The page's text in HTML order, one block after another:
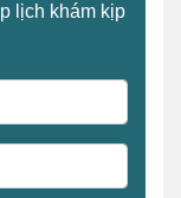
lịch khám kịp